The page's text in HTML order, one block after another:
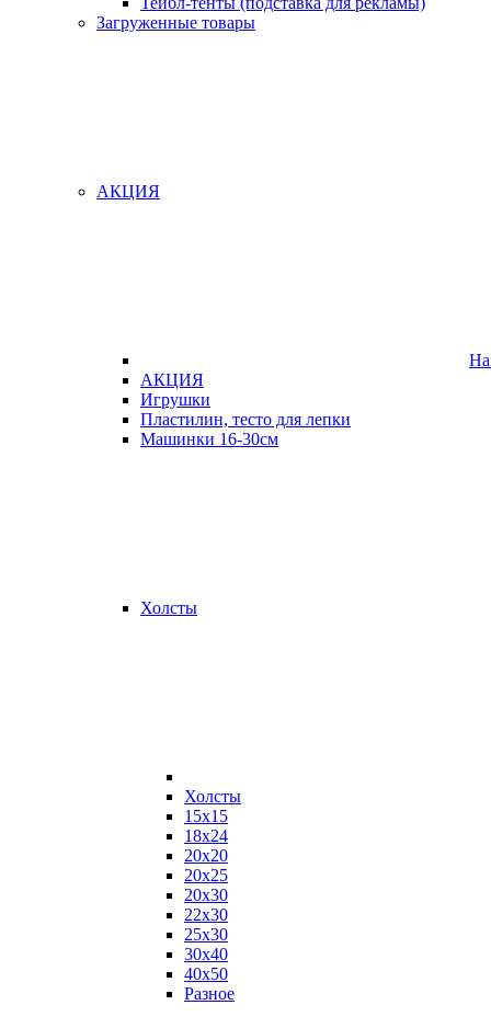
Загруженные товары
АКЦИЯ
АКЦИЯ
Игрушки
Пластилин, тесто для лепки
Машинки 16-30см
Холсты
Холсты
15х15
18х24
20х20
20х25
20х30
22х30
25х30
30х40
40х50
Разное